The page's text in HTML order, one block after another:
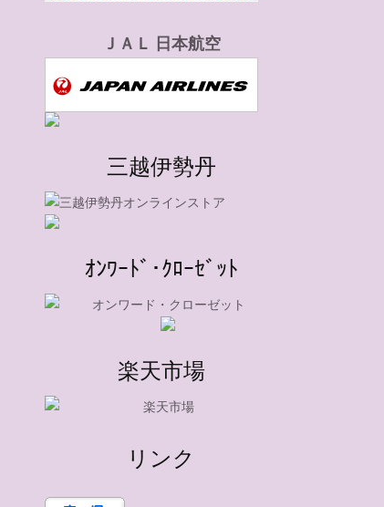
ＪＡＬ 日本航空
三越伊勢丹
ｵﾝﾜｰﾄﾞ･ｸﾛｰｾﾞｯﾄ
楽天市場
リンク